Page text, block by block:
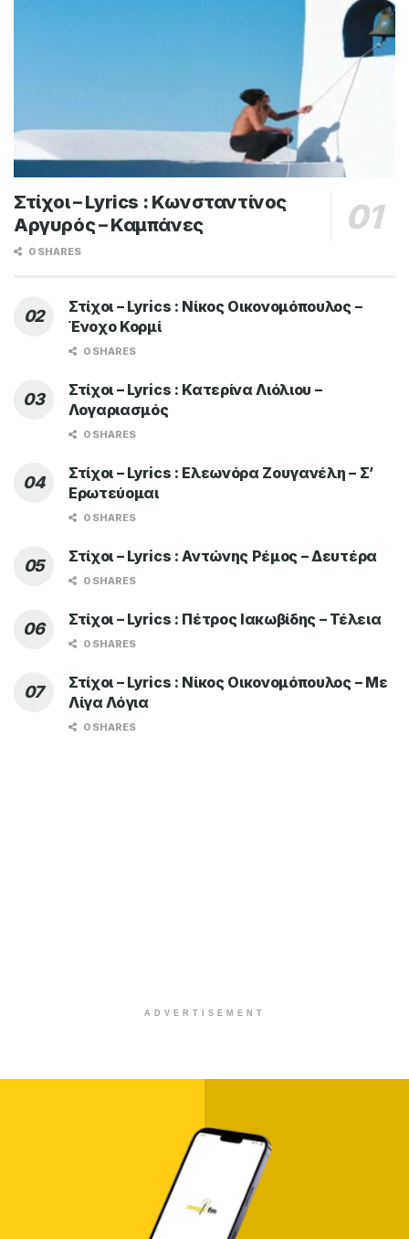
Στίχοι – Lyrics : Κωνσταντίνος
Αργυρός – Καμπάνες
0 SHARES
Στίχοι – Lyrics : Νίκος Οικονομόπουλος –
Ένοχο Κορμί
0 SHARES
Στίχοι – Lyrics : Κατερίνα Λιόλιου –
Λογαριασμός
0 SHARES
Στίχοι – Lyrics : Ελεωνόρα Ζουγανέλη – Σ’
Ερωτεύομαι
0 SHARES
Στίχοι – Lyrics : Αντώνης Ρέμος – Δευτέρα
0 SHARES
Στίχοι – Lyrics : Πέτρος Ιακωβίδης – Τέλεια
0 SHARES
Στίχοι – Lyrics : Νίκος Οικονομόπουλος – Με
Λίγα Λόγια
0 SHARES
ADVERTISEMENT